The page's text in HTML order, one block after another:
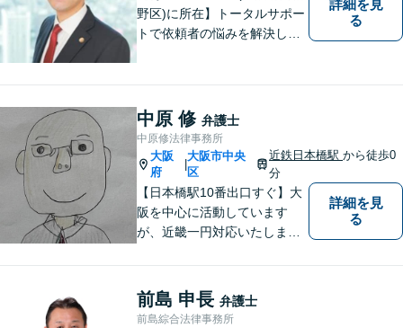
野区)に所在】トータルサポー
トで依頼者の悩みを解決しま
詳細を見
る
中原 修 弁護士
中原修法律事務所
大阪
府
|
大阪市中央
区
近鉄日本橋駅から徒歩0
分
【日本橋駅10番出口すぐ】大
阪を中心に活動しています
が、近畿一円対応いたしま
婚・相続といった身の回りの
トラブルから、刑事・詐欺、
公害・行政事件まであらゆる
詳細を見
る
前島 申長 弁護士
前島綜合法律事務所